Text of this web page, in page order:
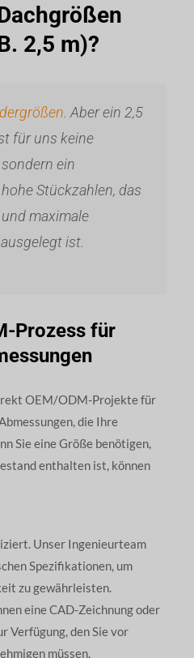
2,5 m)?
. Aber ein 2,5
für uns keine
ein
Stückzahlen, das
maximale
ist.
Prozess für
OEM/ODM-Projekte für
die Ihre
Sie eine Größe benötigen,
enthalten ist, können
Unser Ingenieurteam
Spezifikationen, um
zu gewährleisten.
eine CAD-Zeichnung oder
Verfügung, den Sie vor
müssen.